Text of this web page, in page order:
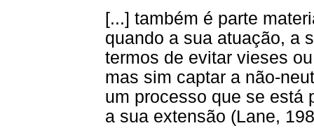
[...] também é parte
quando a sua atuação, a
termos de evitar vieses
mas sim captar a não-
um processo que se está
a sua extensão (Lane,